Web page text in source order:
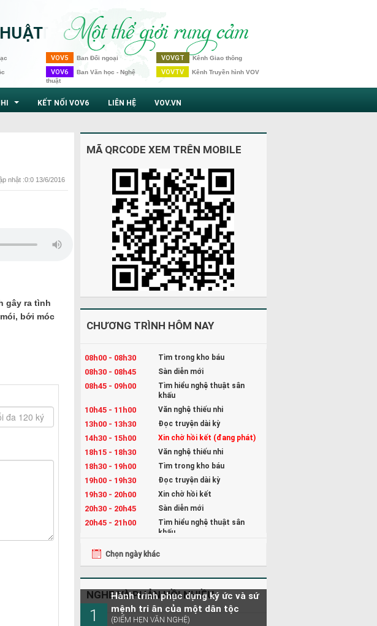
VOV5 Ban Đối ngoại
VOV6 Ban Văn học - Nghệ
thuật
VOVGT Kênh Giao thông
VOVTV Kênh Truyền hình VOV
KẾT NỐI VOV6 LIÊN HỆ VOV.VN
nhật :0:0 13/6/2016
gây ra tình
bới móc
MÃ QRCODE XEM TRÊN MOBILE
CHƯƠNG TRÌNH HÔM NAY
08h00 - 08h30 Tìm trong kho báu
08h30 - 08h45 Sàn diễn mới
08h45 - 09h00
Tìm hiểu nghệ thuật sân
khấu
10h45 - 11h00 Văn nghệ thiếu nhi
13h00 - 13h30 Đọc truyện dài kỳ
14h30 - 15h00 Xin chờ hồi kết (đang phát)
18h15 - 18h30 Văn nghệ thiếu nhi
18h30 - 19h00 Tìm trong kho báu
19h00 - 19h30 Đọc truyện dài kỳ
19h30 - 20h00 Xin chờ hồi kết
20h30 - 20h45 Sàn diễn mới
20h45 - 21h00
Tìm hiểu nghệ thuật sân
khấu
22h30 - 23h00
Chọn ngày khác
NGHE VÀ PHẢN HỒI NHIỀU
1
Hành trình phục dựng ký ức và sứ
mệnh tri ân của một dân tộc
(ĐIỂM HẸN VĂN NGHỆ)